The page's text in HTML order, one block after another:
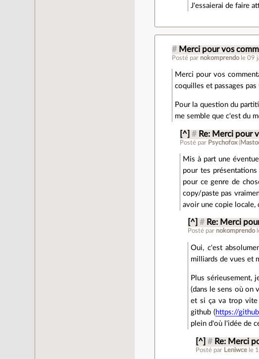
J'essaierai de faire
# Merci pour vos
Posté par nokomprendo le 09
Merci pour vos
coquilles et passages pas
Pour la question du
me semble que c'est du
[^] # Re: Merci pour
Posté par Psychofox(
Mis à part une
pour tes
pour ce genre de
copy/paste pas
avoir une copie locale,
[^] # Re: Merci
Posté par nokomprendo
Oui, c'est
milliards de vues et
Plus sérieusement,
(dans le sens où on
et si ça va trop vite
github ( https://
plein d'où l'idée de
[^] # Re: Merci
Posté par Leniwce le